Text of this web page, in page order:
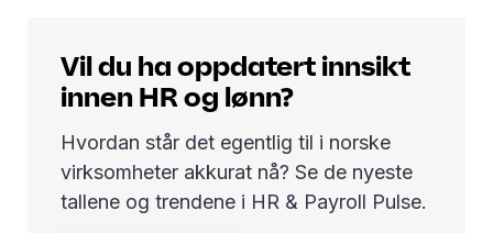
Vil du ha oppdatert innsikt
innen HR og lønn?
Hvordan står det egentlig til i norske
virksomheter akkurat nå? Se de nyeste
tallene og trendene i HR & Payroll Pulse.